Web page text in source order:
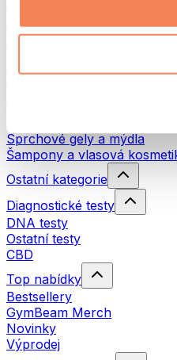
Red Light Therapy
Vodní filtry a konvice
Sprchové gely a mýdla
Šampony a vlasová
Ostatní kategorie
Diagnostické testy
DNA testy
Ostatní testy
CBD
Top nabídky
Bestsellery
GymBeam Merch
Novinky
Výprodej